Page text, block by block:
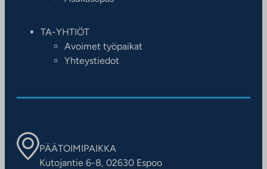
TA-YHTIÖT
Avoimet työpaikat
Yhteystiedot
PÄÄTOIMIPAIKKA
Kutojantie 6-8, 02630 Espoo